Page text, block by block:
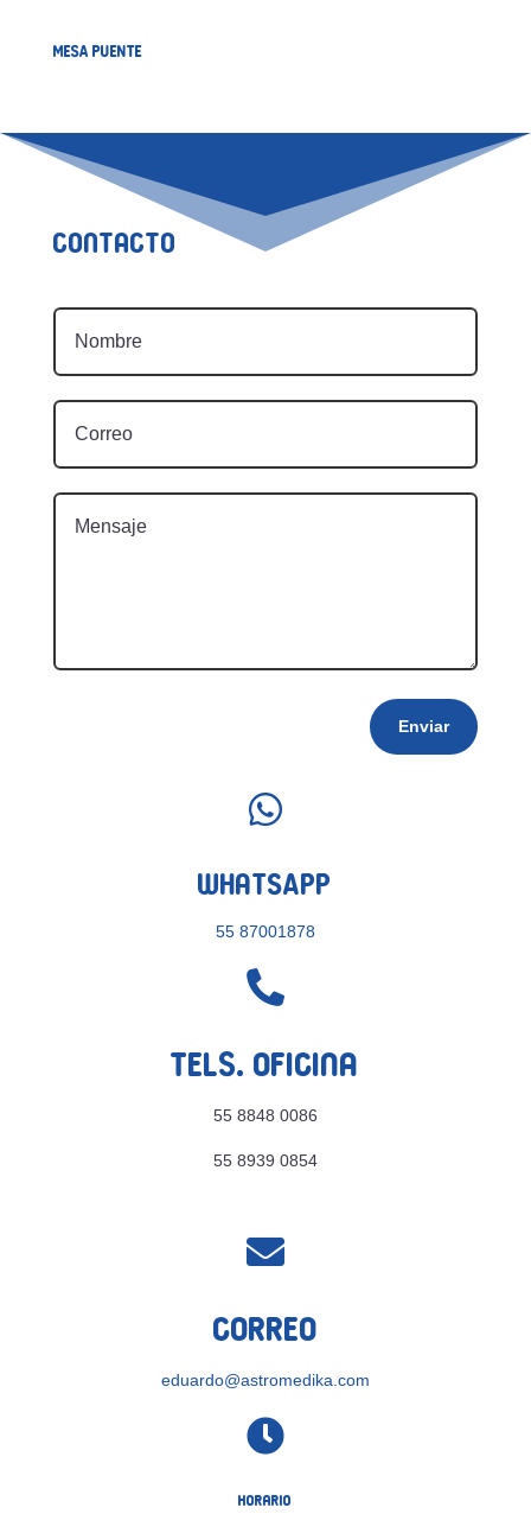
MESA PUENTE
Contacto
Enviar

WhatsApp
55 87001878

Tels. Oficina
55 8848 0086
55 8939 0854

Correo
eduardo@astromedika.com

Horario